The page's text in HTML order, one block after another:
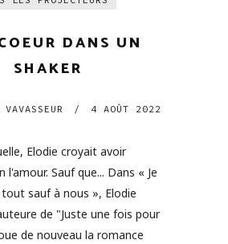
DANS UN
SHAKER
/ 4 AOÛT 2022
Elodie croyait avoir
Sauf que... Dans « Je
tout sauf à nous », Elodie
de "Juste une fois pour
de nouveau la romance